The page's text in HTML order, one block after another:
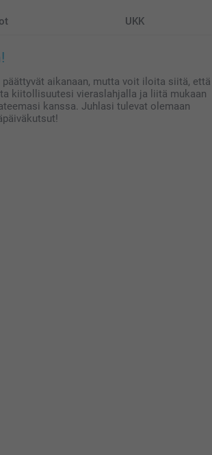
UKK
aikanaan, mutta voit iloita siitä, että
kiitollisuutesi vieraslahjalla ja liitä mukaan
kanssa. Juhlasi tulevat olemaan